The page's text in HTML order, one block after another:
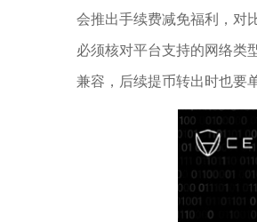
会推出手续费减免福利，对
必须核对平台支持的网络类
兼容，后续提币转出时也要